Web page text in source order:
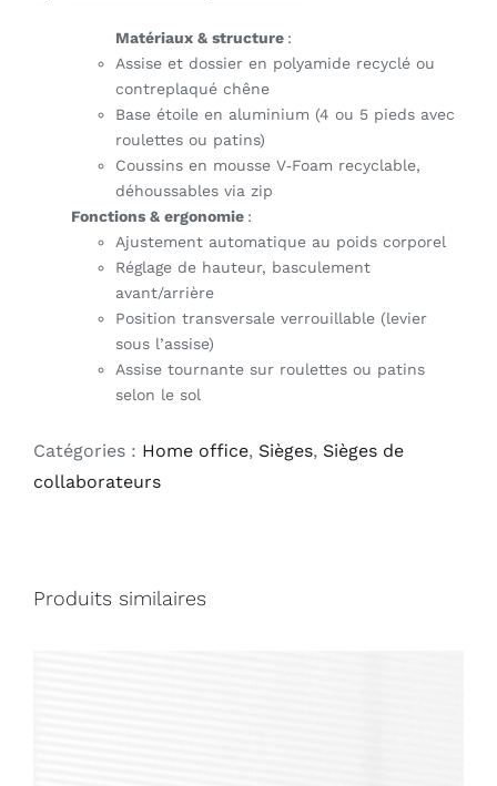
Matériaux & structure:
Assise et dossier en polyamide recyclé ou
contreplaqué chêne
Base étoile en aluminium (4 ou 5 pieds avec
roulettes ou patins)
Coussins en mousse V‑Foam recyclable,
déhoussables via zip
Fonctions & ergonomie:
Ajustement automatique au poids corporel
Réglage de hauteur, basculement
avant/arrière
Position transversale verrouillable (levier
sous l’assise)
Assise tournante sur roulettes ou patins
selon le sol
Catégories : Home office, Sièges, Sièges de
collaborateurs
Produits similaires